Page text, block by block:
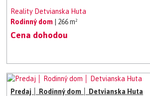
Reality Detvianska Huta
Rodinný dom
| 266 m²
Cena dohodou
Predaj │ Rodinný dom │ Detvianska Huta